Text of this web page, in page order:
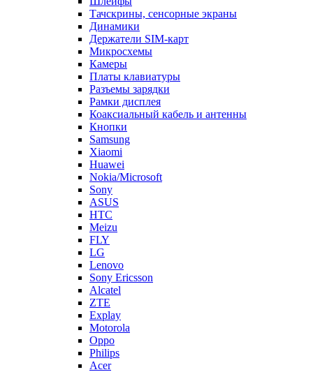
Тачскрины, сенсорные экраны
Динамики
Держатели SIM-карт
Микросхемы
Камеры
Платы клавиатуры
Разъемы зарядки
Рамки дисплея
Коаксиальный кабель и антенны
Кнопки
Samsung
Xiaomi
Huawei
Nokia/Microsoft
Sony
ASUS
HTC
Meizu
FLY
LG
Lenovo
Sony Ericsson
Alcatel
ZTE
Explay
Motorola
Oppo
Philips
Acer